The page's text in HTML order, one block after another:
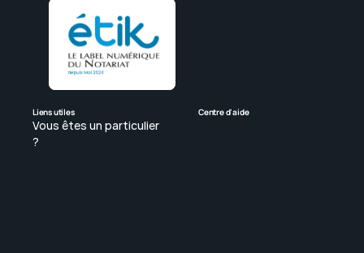
Liens utiles
Vous êtes un particulier
?
Centre d'aide